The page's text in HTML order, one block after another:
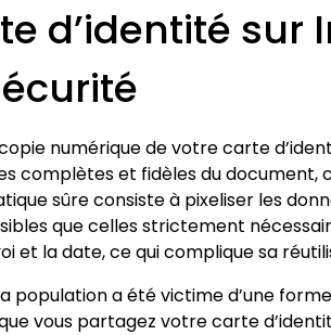
d’identité
numérique de votre carte
complètes et fidèles du document,
sûre consiste à pixeliser les
que celles strictement
et la date, ce qui complique sa
population a été victime d’une
que vous partagez votre carte